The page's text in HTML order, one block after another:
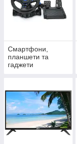
Смартфони,
планшети та
гаджети